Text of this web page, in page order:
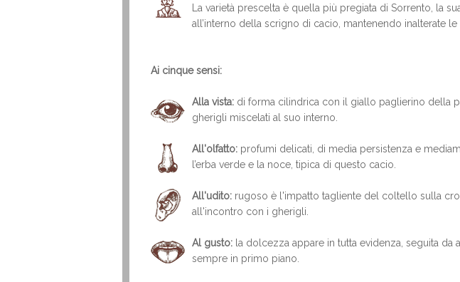
La varietà prescelta è quella più pregiata di Sorrento, la
all’interno della scrigno di cacio, mantenendo inalterate
Ai cinque sensi:
Alla vista: di forma cilindrica con il giallo paglierino della
gherigli miscelati al suo interno.
All'olfatto: profumi delicati, di media persistenza e
l’erba verde e la noce, tipica di questo cacio.
All'udito: rugoso è l'impatto tagliente del coltello sulla
all'incontro con i gherigli.
Al gusto: la dolcezza appare in tutta evidenza, seguita
sempre in primo piano.